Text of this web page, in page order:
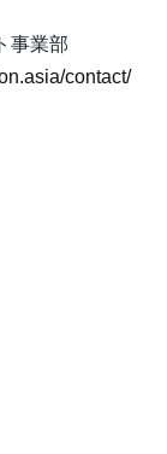
事業部
contact/